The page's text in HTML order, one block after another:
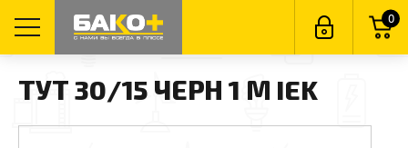
0
ТУТ 30/15 ЧЕРН 1 М IEK